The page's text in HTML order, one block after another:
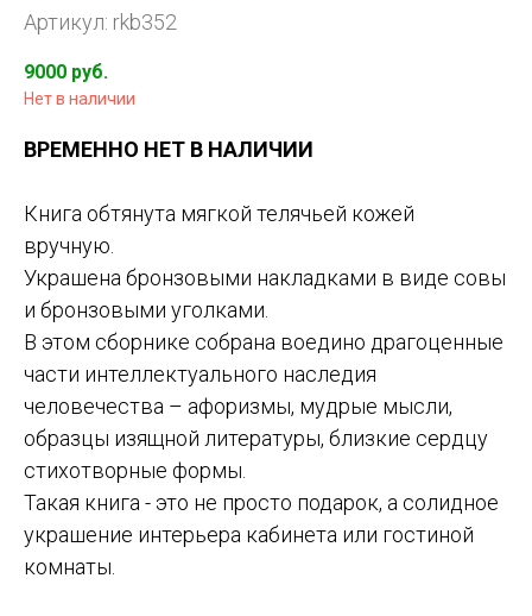
Артикул: rkb352
9000 руб.
Нет в наличии
ВРЕМЕННО НЕТ В НАЛИЧИИ
Книга обтянута мягкой телячьей кожей
вручную.
Украшена бронзовыми накладками в виде совы
и бронзовыми уголками.
В этом сборнике собрана воедино драгоценные
части интеллектуального наследия
человечества – афоризмы, мудрые мысли,
образцы изящной литературы, близкие сердцу
стихотворные формы.
Такая книга - это не просто подарок, а солидное
украшение интерьера кабинета или гостиной
комнаты.